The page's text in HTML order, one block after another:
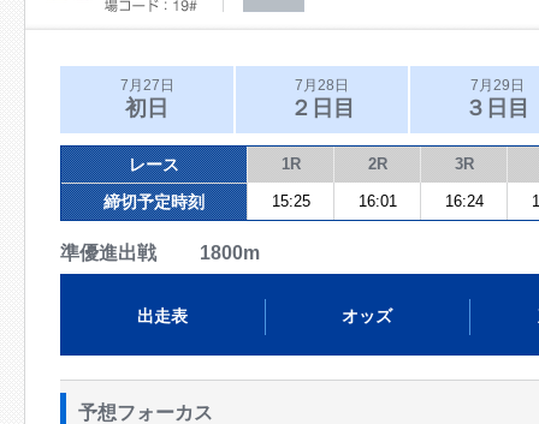
7月27日
初日
7月28日
２日目
7月29日
３日目
レース 1R 2R 3R
締切予定時刻 15:25 16:01 16:24
準優進出戦 1800m
出走表 オッズ
予想フォーカス